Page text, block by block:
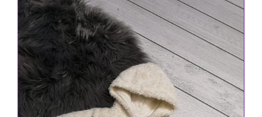
IN DEN WARENKORB DETAILS